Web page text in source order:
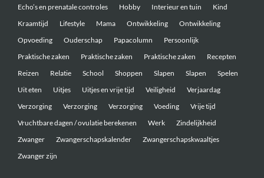
Echo’s en prenatale controles
Hobby Interieur en tuin
Kind
Kraamtijd
Lifestyle Mama Ontwikkeling
Ontwikkeling
Opvoeding
Ouderschap Papacolumn
Persoonlijk
Praktische zaken
Praktische zaken Praktische zaken
Recepten
Reizen
Relatie School Shoppen Slapen Slapen
Spelen
Uit eten
Uitjes Uitjes en vrije tijd Veiligheid
Verjaardag
Verzorging
Verzorging Verzorging Voeding
Vrije tijd
Vruchtbare dagen / ovulatie berekenen
Werk
Zindelijkheid
Zwanger
Zwangerschapskalender
Zwangerschapskwaaltjes
Zwanger zijn